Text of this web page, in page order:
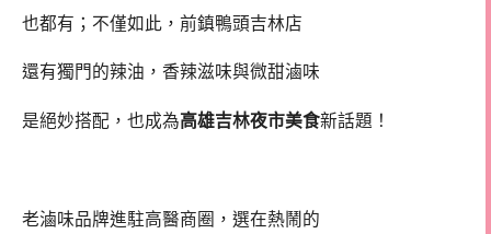
也都有；不僅如此，前鎮鴨頭吉林店
還有獨門的辣油，香辣滋味與微甜滷味
是絕妙搭配，也成為高雄吉林夜市美食新話題！
老滷味品牌進駐高醫商圈，選在熱鬧的